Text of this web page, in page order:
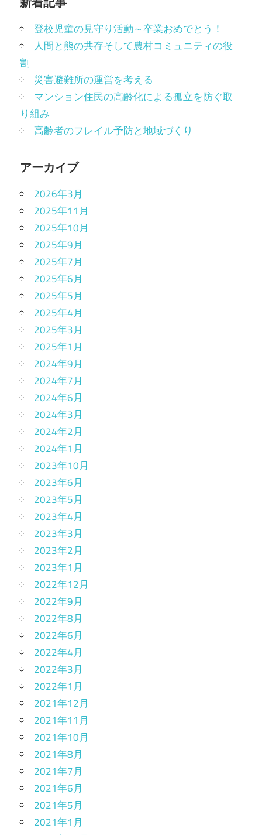
登校児童の見守り活動～卒業おめでとう！
人間と熊の共存そして農村コミュニティの役
割
災害避難所の運営を考える
マンション住民の高齢化による孤立を防ぐ取
り組み
高齢者のフレイル予防と地域づくり
アーカイブ
2026年3月
2025年11月
2025年10月
2025年9月
2025年7月
2025年6月
2025年5月
2025年4月
2025年3月
2025年1月
2024年9月
2024年7月
2024年6月
2024年3月
2024年2月
2024年1月
2023年10月
2023年6月
2023年5月
2023年4月
2023年3月
2023年2月
2023年1月
2022年12月
2022年9月
2022年8月
2022年6月
2022年4月
2022年3月
2022年1月
2021年12月
2021年11月
2021年10月
2021年8月
2021年7月
2021年6月
2021年5月
2021年1月